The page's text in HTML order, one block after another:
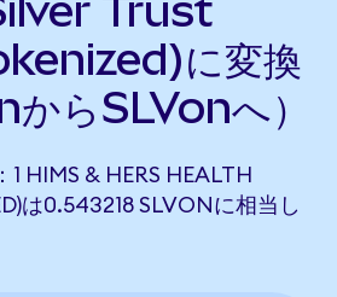
Trust
に変換
からSLVonへ）
HIMS & HERS HEALTH
は0.543218 SLVONに相当し